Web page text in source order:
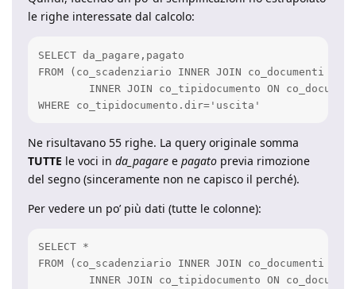
le righe interessate dal calcolo:
SELECT da_pagare,pagato
FROM (co_scadenziario INNER JOIN co_documenti
WHERE co_tipidocumento.dir='uscita'
Ne risultavano 55 righe. La query originale somma
TUTTE le voci in da_pagare e pagato previa rimozione
del segno (sinceramente non ne capisco il perché).
Per vedere un po’ più dati (tutte le colonne):
SELECT *
FROM (co_scadenziario INNER JOIN co_documenti